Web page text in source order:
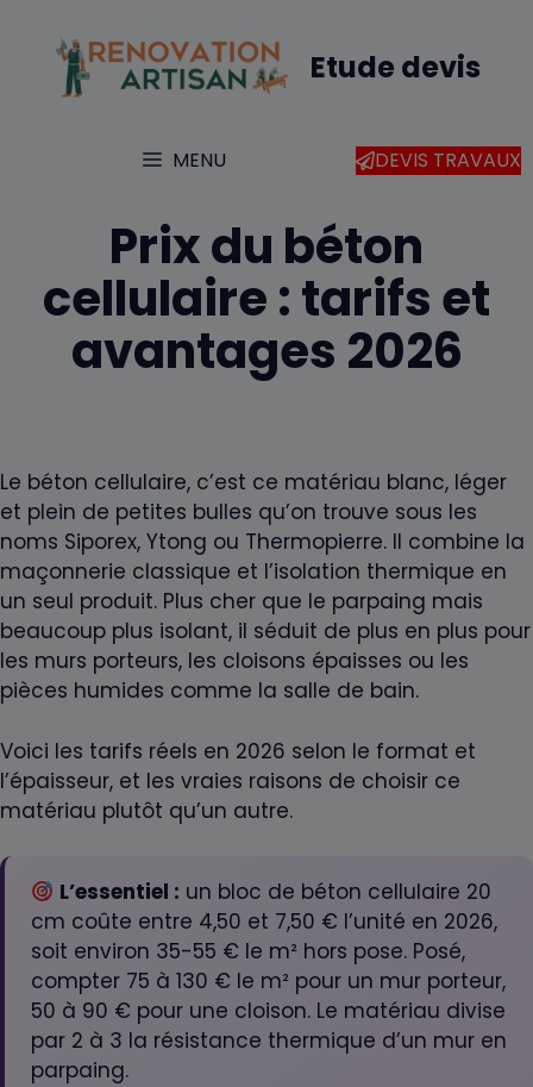
contenu
Etude devis
MENU DEVIS TRAVAUX
Prix du béton
cellulaire : tarifs et
avantages 2026
Le béton cellulaire, c’est ce matériau blanc, léger
et plein de petites bulles qu’on trouve sous les
noms Siporex, Ytong ou Thermopierre. Il combine la
maçonnerie classique et l’isolation thermique en
un seul produit. Plus cher que le parpaing mais
beaucoup plus isolant, il séduit de plus en plus pour
les murs porteurs, les cloisons épaisses ou les
pièces humides comme la salle de bain.
Voici les tarifs réels en 2026 selon le format et
l’épaisseur, et les vraies raisons de choisir ce
matériau plutôt qu’un autre.
L’essentiel : un bloc de béton cellulaire 20
cm coûte entre 4,50 et 7,50 € l’unité en 2026,
soit environ 35-55 € le m² hors pose. Posé,
compter 75 à 130 € le m² pour un mur porteur,
50 à 90 € pour une cloison. Le matériau divise
par 2 à 3 la résistance thermique d’un mur en
parpaing.